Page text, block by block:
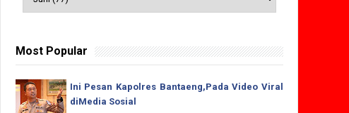
Most Popular
Ini Pesan Kapolres Bantaeng,Pada Video Viral
diMedia Sosial